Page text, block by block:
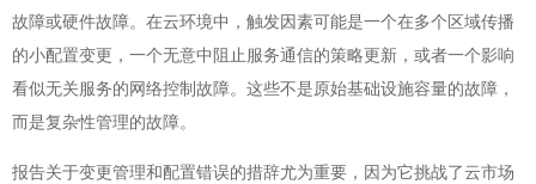
故障或硬件故障。在云环境中，触发因素可能是一个在多个区域传播
的小配置变更，一个无意中阻止服务通信的策略更新，或者一个影响
看似无关服务的网络控制故障。这些不是原始基础设施容量的故障，
而是复杂性管理的故障。
报告关于变更管理和配置错误的措辞尤为重要，因为它挑战了云市场